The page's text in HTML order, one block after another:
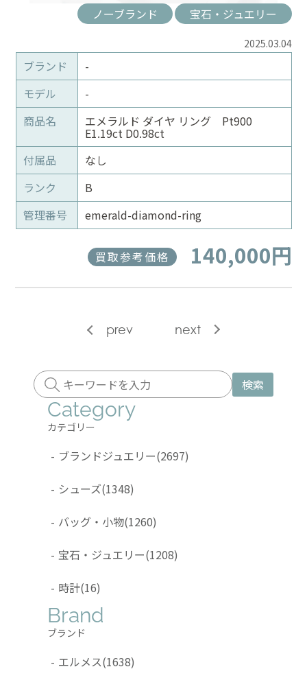
ノーブランド 宝石・ジュエリー
2025.03.04
ブランド
-
モデル
-
商品名
エメラルド ダイヤ リング Pt900
E1.19ct D0.98ct
付属品
なし
ランク
B
管理番号
emerald-diamond-ring
買取参考価格 140,000円
prev next
検索
Category
カテゴリー
- ブランドジュエリー(2697)
- シューズ(1348)
- バッグ・小物(1260)
- 宝石・ジュエリー(1208)
- 時計(16)
Brand
ブランド
- エルメス(1638)